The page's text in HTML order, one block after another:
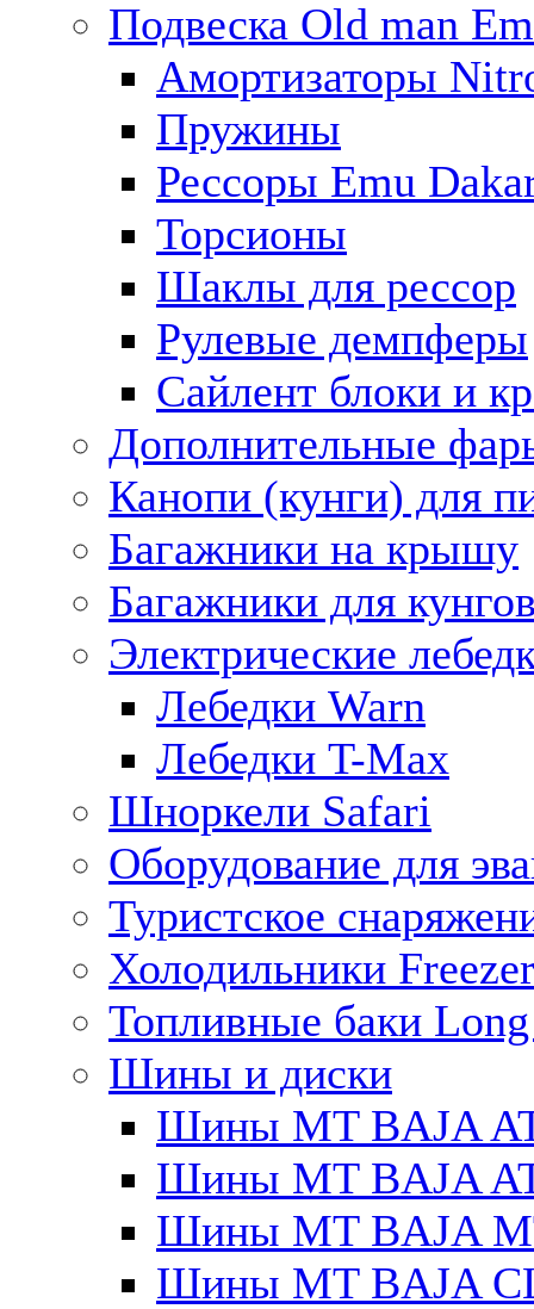
Подвеска Old man
Амортизаторы
Пружины
Рессоры Emu
Торсионы
Шаклы для рессор
Рулевые демпферы
Сайлент блоки и
Дополнительные
Канопи (кунги) для
Багажники на крышу
Багажники для
Электрические
Лебедки Warn
Лебедки T-Max
Шноркели Safari
Оборудование для
Туристское
Холодильники
Топливные баки
Шины и диски
Шины MT BAJA
Шины MT BAJA
Шины MT BAJA
Шины MT BAJA